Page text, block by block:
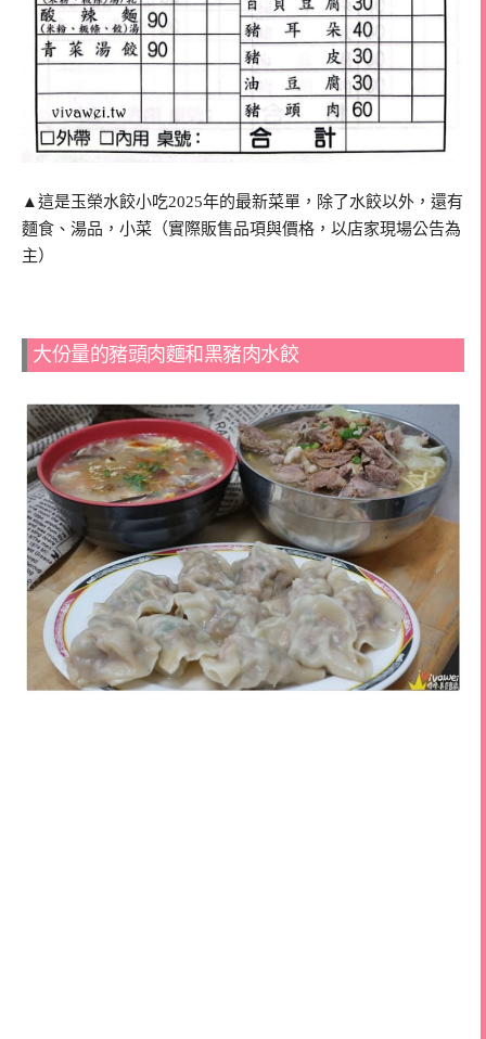
▲這是玉榮水餃小吃2025年的最新菜單，除了水餃以外，還有
麵食、湯品，小菜（實際販售品項與價格，以店家現場公告為
主）
大份量的豬頭肉麵和黑豬肉水餃